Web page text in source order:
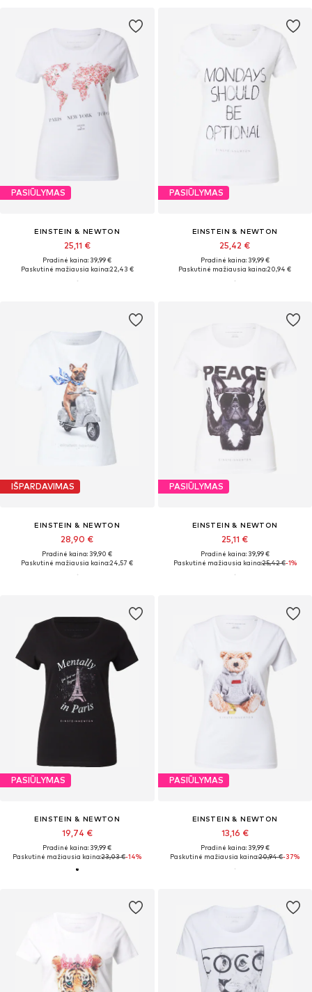
PASIŪLYMAS
EINSTEIN & NEWTON
25,11 €
Pradinė kaina: 39,99 €
Paskutinė mažiausia kaina:22,43 €
PASIŪLYMAS
EINSTEIN & NEWTON
25,42 €
Pradinė kaina: 39,99 €
Paskutinė mažiausia kaina:20,94 €
IŠPARDAVIMAS
EINSTEIN & NEWTON
28,90 €
Pradinė kaina: 39,90 €
Paskutinė mažiausia kaina:24,57 €
PASIŪLYMAS
EINSTEIN & NEWTON
25,11 €
Pradinė kaina: 39,99 €
Paskutinė mažiausia kaina:25,42 €-1%
PASIŪLYMAS
EINSTEIN & NEWTON
19,74 €
Pradinė kaina: 39,99 €
Paskutinė mažiausia kaina:23,03 €-14%
PASIŪLYMAS
EINSTEIN & NEWTON
13,16 €
Pradinė kaina: 39,99 €
Paskutinė mažiausia kaina:20,94 €-37%